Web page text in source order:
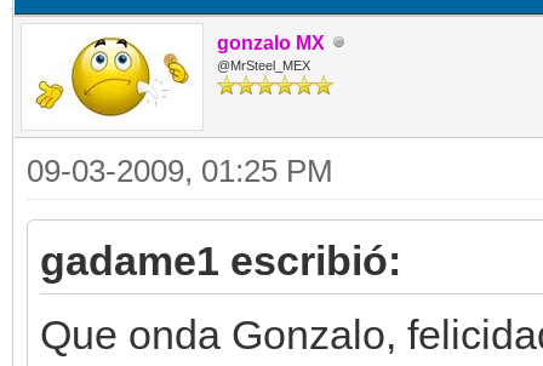
gonzalo MX
@MrSteel_MEX
09-03-2009, 01:25 PM
gadame1 escribió:
Que onda Gonzalo,